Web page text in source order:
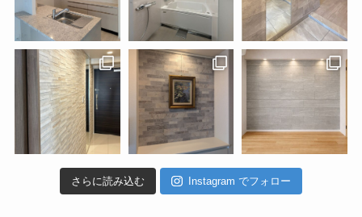
さらに読み込む Instagram でフォロー